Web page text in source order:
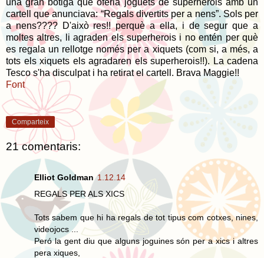
cartell que anunciava: “Regals divertits per a nens”. Sols per
a nens???? D'això res!! perquè a ella, i de segur que a
moltes altres, li agraden els superherois i no entén per què
es regala un rellotge només per a xiquets (com si, a més, a
tots els xiquets els agradaren els superherois!!). La cadena
Tesco s'ha disculpat i ha retirat el cartell. Brava Maggie!!
Font
Comparteix
21 comentaris:
Elliot Goldman 1.12.14
REGALS PER ALS XICS
Tots sabem que hi ha regals de tot tipus com cotxes, nines,
videojocs ...
Peró la gent diu que alguns joguines són per a xics i altres
pera xiques,